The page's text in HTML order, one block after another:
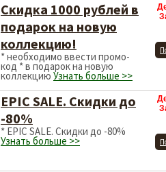
Скидка 1000 рублей в
подарок на новую
коллекцию!
* необходимо ввести промо-
код * в подарок на новую
коллекцию Узнать больше >>
EPIC SALE. Скидки до
-80%
* EPIC SALE. Скидки до -80%
Узнать больше >>